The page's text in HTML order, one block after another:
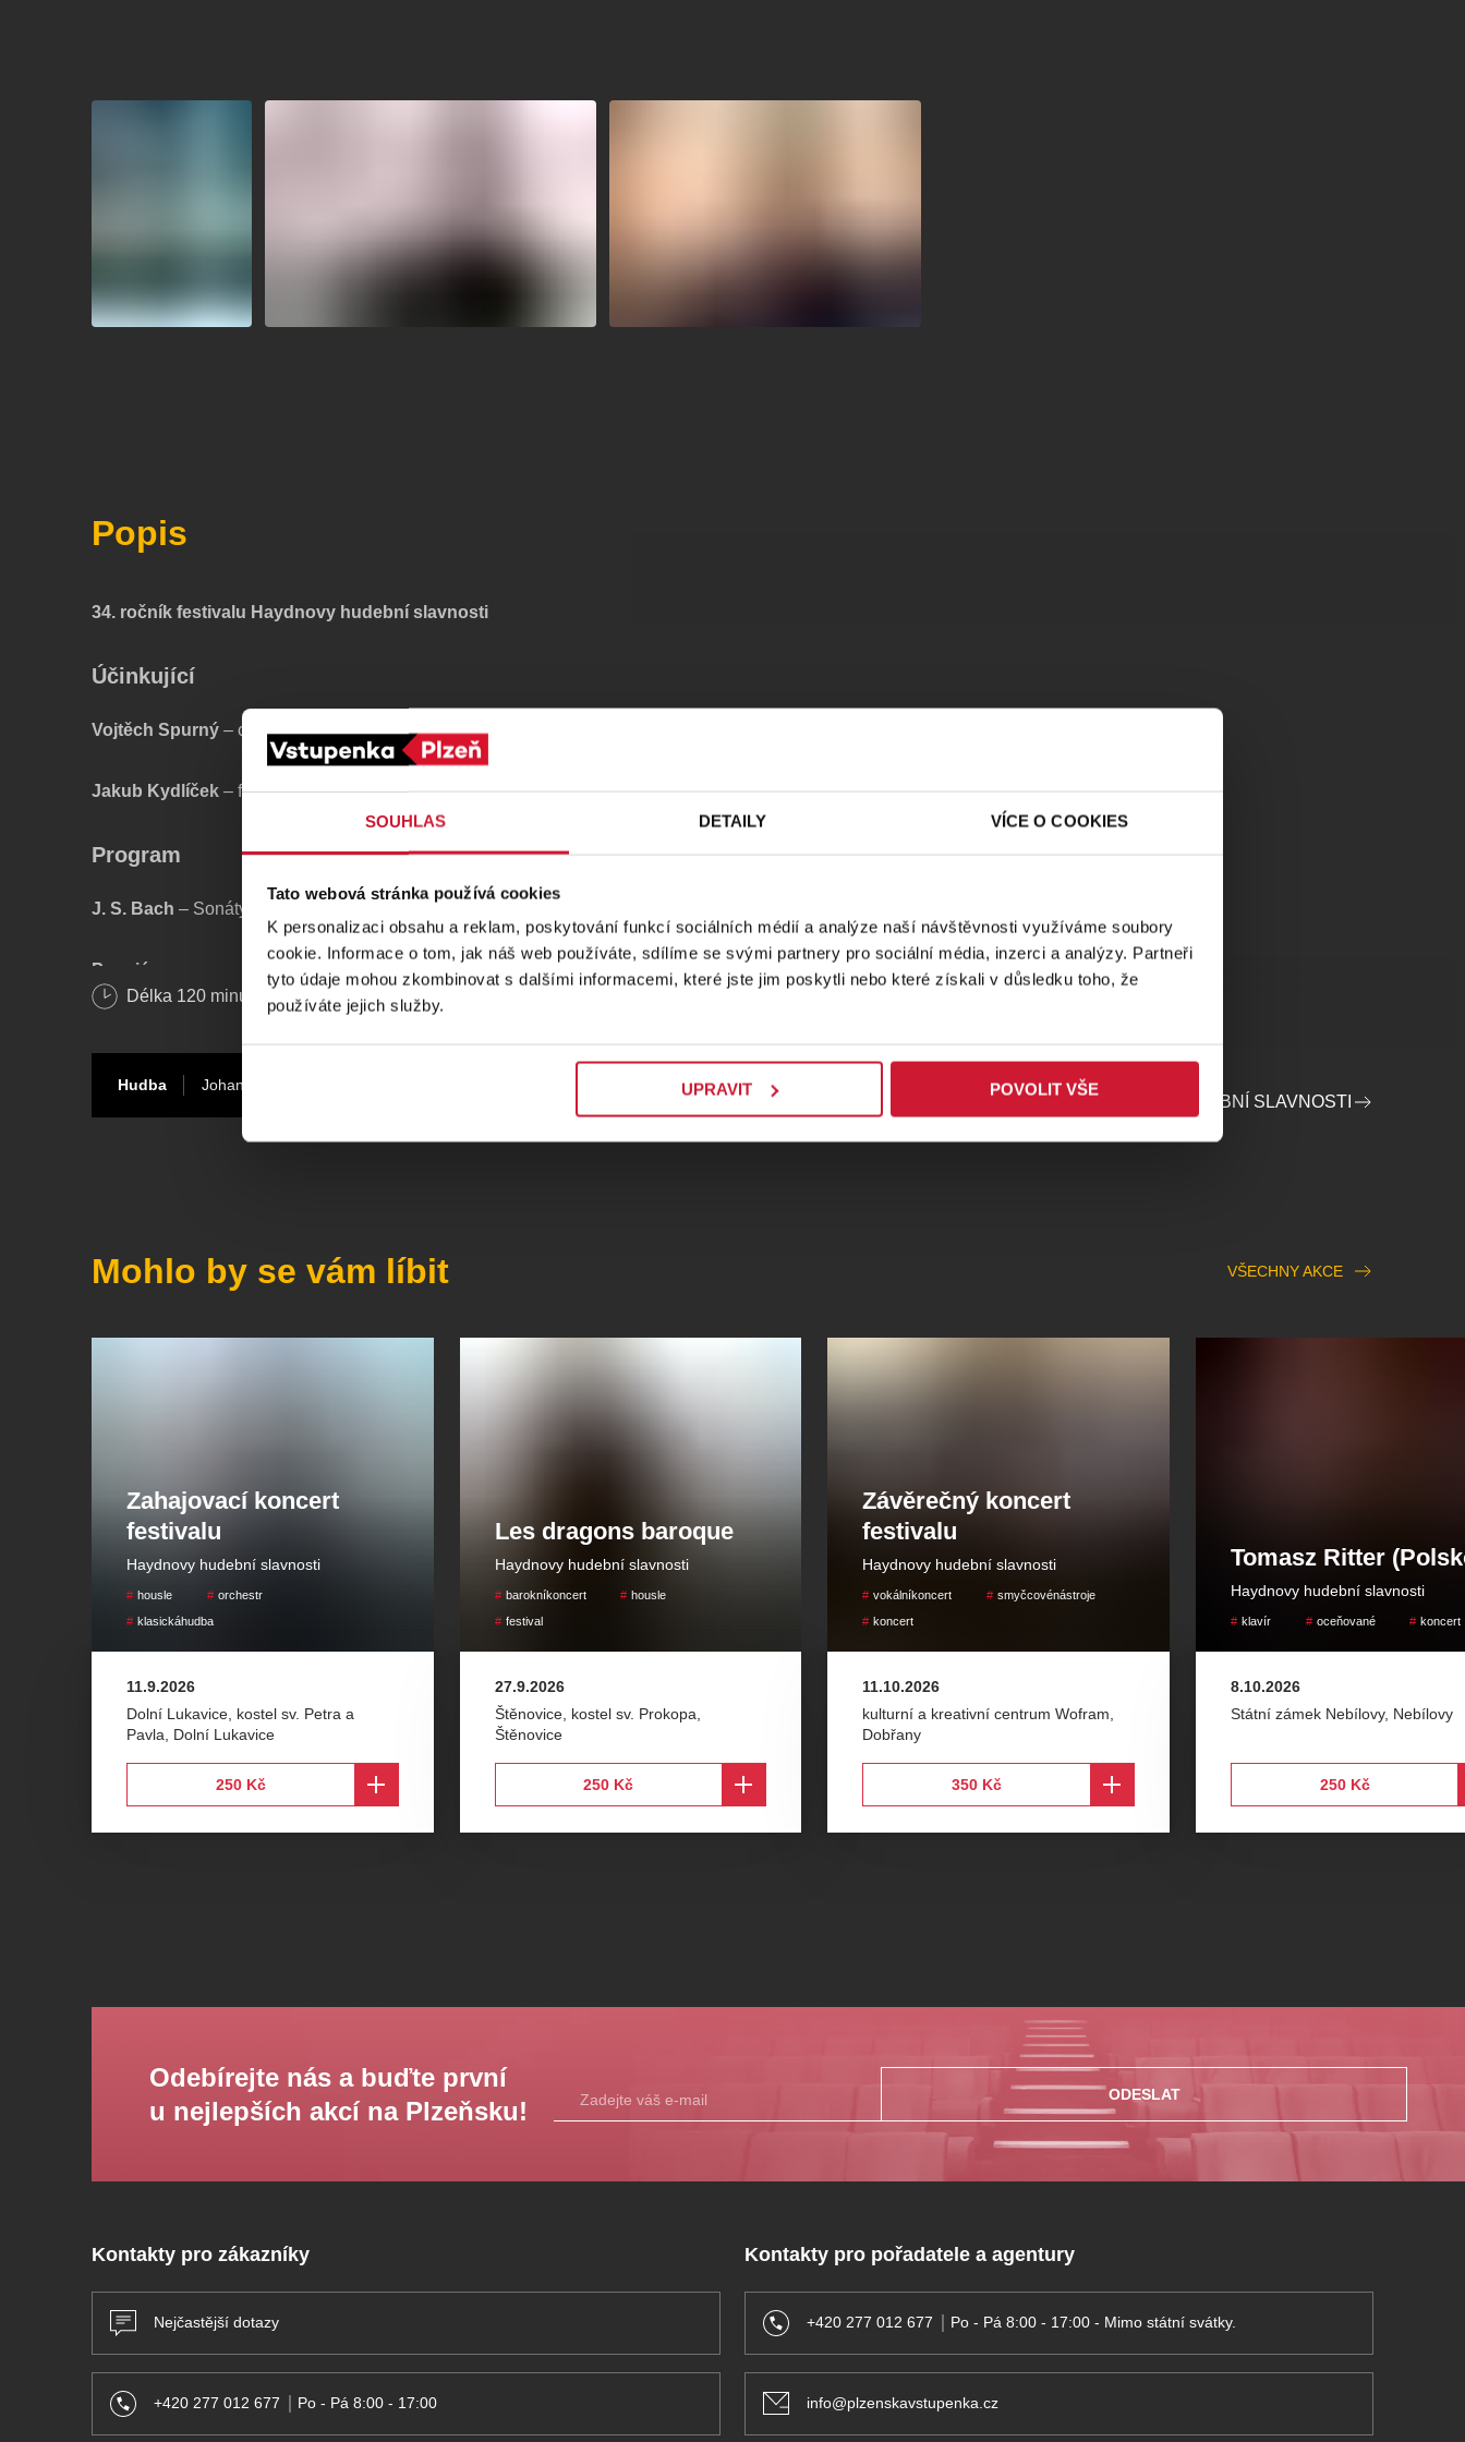
SOUHLAS DETAILY VÍCE O COOKIES
Tato webová stránka používá cookies
K personalizaci obsahu a reklam, poskytování funkcí sociálních médií a analýze naší návštěvnosti využíváme soubory
cookie. Informace o tom, jak náš web používáte, sdílíme se svými partnery pro sociální média, inzerci a analýzy. Partneři
tyto údaje mohou zkombinovat s dalšími informacemi, které jste jim poskytli nebo které získali v důsledku toho, že
používáte jejich služby.
UPRAVIT POVOLIT VŠE
Popis
34. ročník festivalu Haydnovy hudební slavnosti
Účinkující
Vojtěch Spurný – cembalo
Jakub Kydlíček – flétna
Program
J. S. Bach – Sonáty a triosonáty
Premiéra programu
– start projektu, který se bude v roce 2028
natáčet jako „referenční nahrávka“.
www.haydn-festival.eu
Délka 120 minut
Hudba Johann Sebastian Bach
Křimice - Lobkowiczký zámek
PROFIL POŘADATELE HAYDNOVY HUDEBNÍ SLAVNOSTI
Mohlo by se vám líbit VŠECHNY AKCE
Zahajovací koncert
festivalu
Haydnovy hudební slavnosti
housle
orchestr
klasickáhudba
11.9.2026
Dolní Lukavice, kostel sv. Petra a
Pavla
Dolní Lukavice
250 Kč
Les dragons baroque
Haydnovy hudební slavnosti
barokníkoncert
housle
festival
27.9.2026
Štěnovice, kostel sv. Prokopa
Štěnovice
250 Kč
Závěrečný koncert
festivalu
Haydnovy hudební slavnosti
vokálníkoncert
smyčcovénástroje
koncert
11.10.2026
kulturní a kreativní centrum Wofram
Dobřany
350 Kč
Tomasz Ritter
Haydnovy hudební slavnosti
klavír oceňované koncert
8.10.2026
Státní zámek Nebílovy, Nebílovy
250 Kč
Odebírejte nás a buďte první
u nejlepších akcí na Plzeňsku!
ODESLAT
Kontakty pro zákazníky
Nejčastější dotazy
+420 277 012 677 Po - Pá 8:00 - 17:00
Kontakty pro pořadatele a agentury
+420 277 012 677 Po - Pá 8:00 - 17:00 - Mimo státní svátky.
info@plzenskavstupenka.cz